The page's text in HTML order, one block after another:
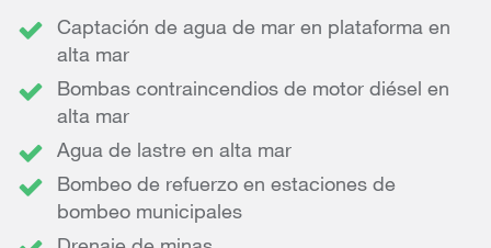
Captación de agua de mar en plataforma en
alta mar
Bombas contraincendios de motor diésel en
alta mar
Agua de lastre en alta mar
Bombeo de refuerzo en estaciones de
bombeo municipales